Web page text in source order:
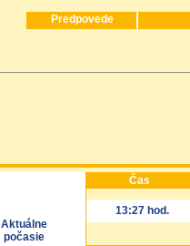
Predpovede
Aktuálne
počasie
Čas
13:27 hod.